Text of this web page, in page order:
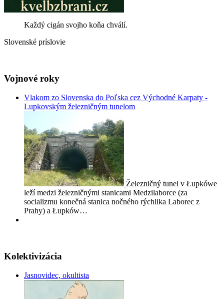
Každý cigán svojho koňa chválí.
Slovenské príslovie
Vojnové roky
Vlakom zo Slovenska do Poľska cez Východné Karpaty -
Lupkovským železničným tunelom
Železničný tunel v Łupkówe
leží medzi železničnými stanicami Medzilaborce (za
socializmu konečná stanica nočného rýchlika Laborec z
Prahy) a Łupków…
Kolektivizácia
Jasnovidec, okultista